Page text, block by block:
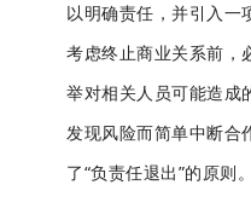
以明确责任，并引入一
考虑终止商业关系前，
举对相关人员可能造成
发现风险而简单中断合
了“负责任退出”的原则。